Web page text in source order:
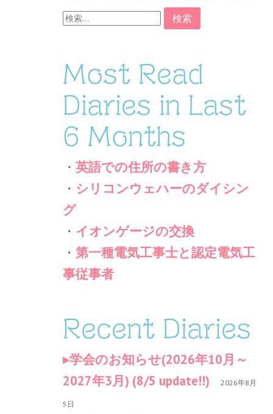
検
索:
Most Read
Diaries in Last
6 Months
・英語での住所の書き方
・ シリコンウェハーのダイシン
グ
・ イオンゲージの交換
・第一種電気工事士と認定電気工
事従事者
Recent Diaries
学会のお知らせ(2026年10月～
2027年3月) (8/5 update!!)
2026年8月
5日